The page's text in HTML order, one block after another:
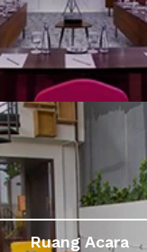
Ruang Acara